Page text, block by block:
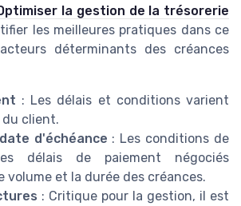
la gestion de la trésorerie
les meilleures pratiques dans ce
déterminants des créances
: Les délais et conditions varient
du client.
d'échéance : Les conditions de
délais de paiement négociés
volume et la durée des créances.
: Critique pour la gestion, il est